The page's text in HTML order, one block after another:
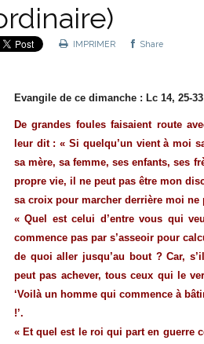
IMPRIMER Share
Evangile de ce dimanche : Lc 14, 25-33
De grandes foules faisaient route
leur dit : « Si quelqu’un vient à moi
sa mère, sa femme, ses enfants, ses
propre vie, il ne peut pas être mon
sa croix pour marcher derrière moi ne
« Quel est celui d’entre vous qui
commence pas par s’asseoir pour
de quoi aller jusqu’au bout ? Car,
peut pas achever, tous ceux qui le
‘Voilà un homme qui commence à
!’.
« Et quel est le roi qui part en guerre